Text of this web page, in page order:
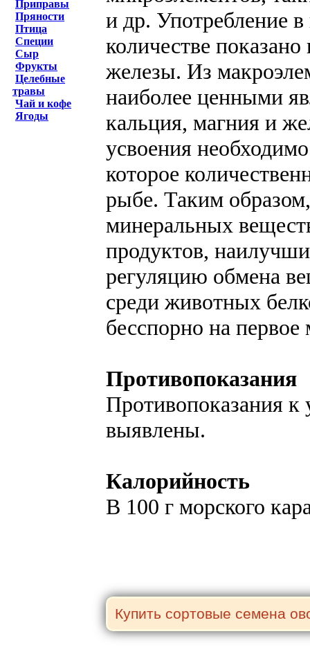
Приправы
Пряности
Птица
Специи
Сыр
Фрукты
Целебные
травы
Чай и кофе
Ягоды
и др. Употребление
количестве
железы. Из
наиболее ценными
кальция, магния и
усвоения
которое
рыбе. Таким
минеральных
продуктов,
регуляцию обмена
среди животных
бесспорно на первое
Противопоказания
Противопоказания
выявлены.
Калорийность
В 100 г морского